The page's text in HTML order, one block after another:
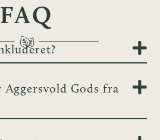
FAQ
Gods fra